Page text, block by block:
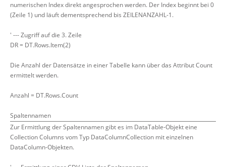
numerischen Index direkt angesprochen werden. Der Index beginnt bei 0
(Zeile 1) und läuft dementsprechend bis ZEILENANZAHL-1.
' --- Zugriff auf die 3. Zeile
DR = DT.Rows.Item(2)
Die Anzahl der Datensätze in einer Tabelle kann über das Attribut Count
ermittelt werden.
Anzahl = DT.Rows.Count
Spaltennamen
Zur Ermittlung der Spaltennamen gibt es im DataTable-Objekt eine
Collection Columns vom Typ DataColumnCollection mit einzelnen
DataColumn-Objekten.